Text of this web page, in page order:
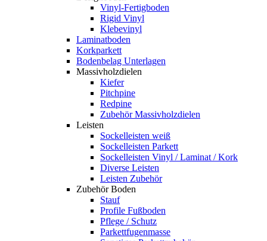
Vinyl-Fertigboden
Rigid Vinyl
Klebevinyl
Laminatboden
Korkparkett
Bodenbelag Unterlagen
Massivholzdielen
Kiefer
Pitchpine
Redpine
Zubehör Massivholzdielen
Leisten
Sockelleisten weiß
Sockelleisten Parkett
Sockelleisten Vinyl / Laminat / Kork
Diverse Leisten
Leisten Zubehör
Zubehör Boden
Stauf
Profile Fußboden
Pflege / Schutz
Parkettfugenmasse